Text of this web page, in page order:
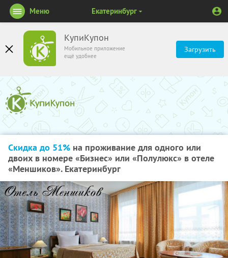
КупиКупон
Мобильное приложение
ещё удобнее
Загрузить
Меню Екатеринбург
Скидка до 51% на проживание для одного или
двоих в номере «Бизнес» или «Полулюкс» в отеле
«Меншиков». Екатеринбург